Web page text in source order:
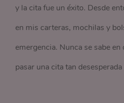
y la cita fue un éxito. Desde
en mis carteras, mochilas y
emergencia. Nunca se sabe
pasar una cita tan